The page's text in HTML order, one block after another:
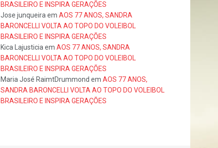
BRASILEIRO E INSPIRA GERAÇÕES
Jose junqueiraem AOS 77 ANOS, SANDRA
BARONCELLI VOLTA AO TOPO DO VOLEIBOL
BRASILEIRO E INSPIRA GERAÇÕES
Kica Lajusticiaem AOS 77 ANOS, SANDRA
BARONCELLI VOLTA AO TOPO DO VOLEIBOL
BRASILEIRO E INSPIRA GERAÇÕES
Maria José RaimtDrummond em AOS 77 ANOS,
SANDRA BARONCELLI VOLTA AO TOPO DO VOLEIBOL
BRASILEIRO E INSPIRA GERAÇÕES